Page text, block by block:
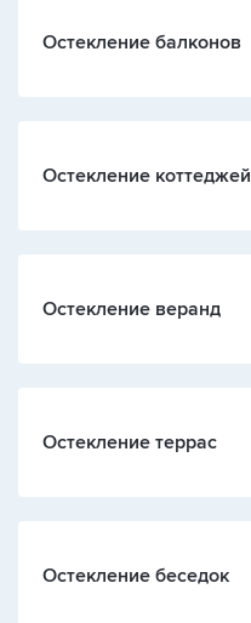
Остекление балконов
Остекление коттеджей
Остекление веранд
Остекление террас
Остекление беседок